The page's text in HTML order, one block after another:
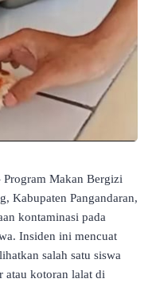
Program Makan Bergizi
Kabupaten Pangandaran,
kontaminasi pada
Insiden ini mencuat
salah satu siswa
atau kotoran lalat di